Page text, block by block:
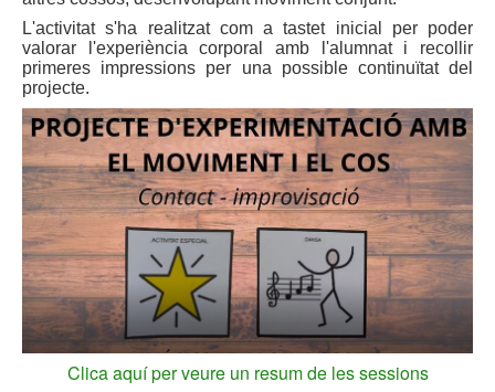
L'activitat s'ha realitzat com a tastet inicial per poder
valorar l'experiència corporal amb l'alumnat i recollir
primeres impressions per una possible continuïtat del
projecte.
Clica aquí per veure un resum de les sessions